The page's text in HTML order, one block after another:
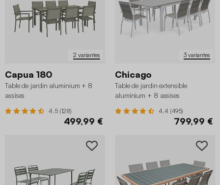
2 variantes
Capua 180
Table de jardin aluminium + 8
assises
4.5 (128)
499,99 €
3 variantes
Chicago
Table de jardin extensible
aluminium + 8 assises
4.4 (495)
799,99 €